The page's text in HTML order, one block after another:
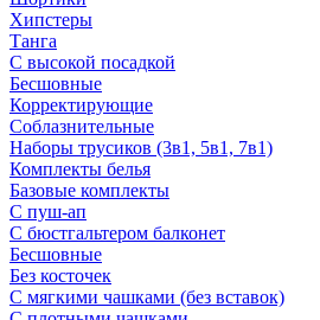
Хипстеры
Танга
С высокой посадкой
Бесшовные
Корректирующие
Соблазнительные
Наборы трусиков (3в1, 5в1, 7в1)
Комплекты белья
Базовые комплекты
С пуш-ап
С бюстгальтером балконет
Бесшовные
Без косточек
С мягкими чашками (без вставок)